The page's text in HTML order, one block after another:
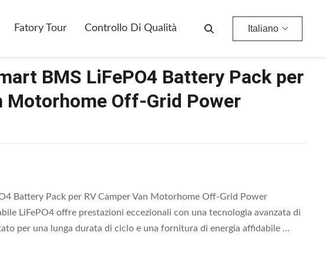
Fatory Tour Controllo Di Qualità Italiano
BMS LiFePO4 Battery Pack per
Motorhome Off-Grid Power
Battery Pack per RV Camper Van Motorhome Off-Grid Power
LiFePO4 offre prestazioni eccezionali con una tecnologia avanzata di
per una lunga durata di ciclo e una fornitura di energia affidabile ...